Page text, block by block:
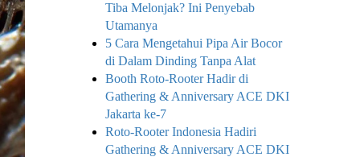
Tiba Melonjak? Ini Penyebab
Utamanya
5 Cara Mengetahui Pipa Air Bocor
di Dalam Dinding Tanpa Alat
Booth Roto-Rooter Hadir di
Gathering & Anniversary ACE DKI
Jakarta ke-7
Roto-Rooter Indonesia Hadiri
Gathering & Anniversary ACE DKI